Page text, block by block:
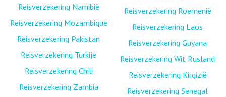
Reisverzekering Namibië
Reisverzekering Mozambique
Reisverzekering Pakistan
Reisverzekering Turkije
Reisverzekering Chili
Reisverzekering Zambia
Reisverzekering Roemenië
Reisverzekering Laos
Reisverzekering Guyana
Reisverzekering Wit Rusland
Reisverzekering Kirgizië
Reisverzekering Senegal